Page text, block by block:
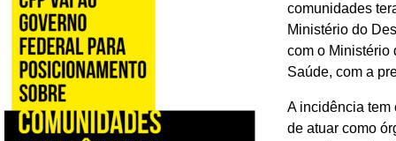
comunidades
Ministério do
com o Ministério
Saúde, com a
A incidência tem
de atuar como